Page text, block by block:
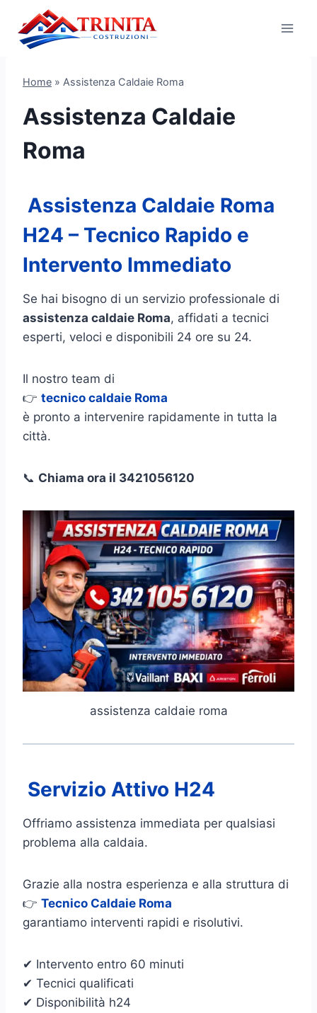
contenuto
Home » Assistenza Caldaie Roma
Assistenza Caldaie
Roma
Assistenza Caldaie Roma
H24 – Tecnico Rapido e
Intervento Immediato
Se hai bisogno di un servizio professionale di
assistenza caldaie Roma, affidati a tecnici
esperti, veloci e disponibili 24 ore su 24.
Il nostro team di
👉 tecnico caldaie Roma
è pronto a intervenire rapidamente in tutta la
città.
📞 Chiama ora il 3421056120
assistenza caldaie roma
Servizio Attivo H24
Offriamo assistenza immediata per qualsiasi
problema alla caldaia.
Grazie alla nostra esperienza e alla struttura di
👉 Tecnico Caldaie Roma
garantiamo interventi rapidi e risolutivi.
✔ Intervento entro 60 minuti
✔ Tecnici qualificati
✔ Disponibilità h24